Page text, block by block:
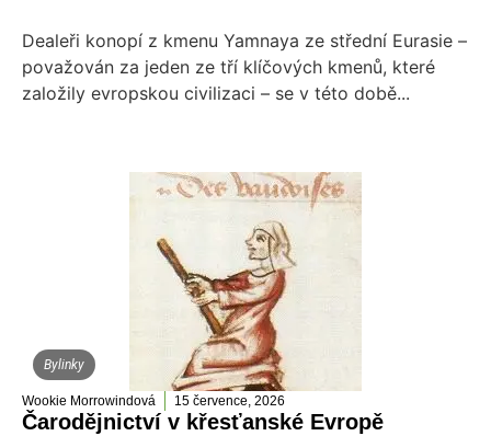
Dealeři konopí z kmenu Yamnaya ze střední Eurasie –
považován za jeden ze tří klíčových kmenů, které
založily evropskou civilizaci – se v této době...
Bylinky
Wookie Morrowindová 15 července, 2026
Čarodějnictví v křesťanské Evropě